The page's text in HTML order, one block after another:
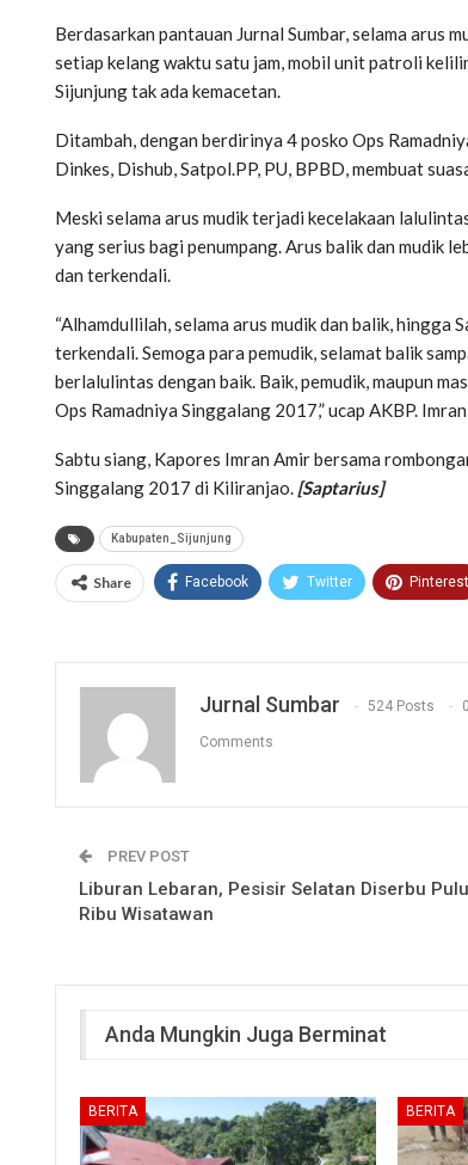
Berdasarkan pantauan Jurnal Sumbar, selama arus
setiap kelang waktu satu jam, mobil unit patroli
Sijunjung tak ada kemacetan.
Ditambah, dengan berdirinya 4 posko Ops
Dinkes, Dishub, Satpol.PP, PU, BPBD, membuat
Meski selama arus mudik terjadi kecelakaan
yang serius bagi penumpang. Arus balik dan mudik
dan terkendali.
“Alhamdullilah, selama arus mudik dan balik,
terkendali. Semoga para pemudik, selamat balik
berlalulintas dengan baik. Baik, pemudik, maupun
Ops Ramadniya Singgalang 2017,” ucap AKBP.
Sabtu siang, Kapores Imran Amir bersama
Singgalang 2017 di Kiliranjao. [Saptarius]
Kabupaten_Sijunjung
Share Facebook Twitter Pinterest
Jurnal Sumbar 524 Posts 0
Comments
PREV POST
Liburan Lebaran, Pesisir Selatan Diserbu
Ribu Wisatawan
Anda Mungkin Juga Berminat
BERITA BERITA